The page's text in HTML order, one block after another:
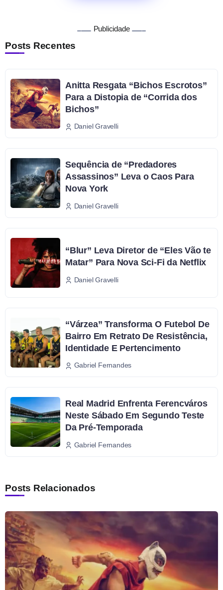
Publicidade
Posts Recentes
Anitta Resgata “Bichos Escrotos”
Para a Distopia de “Corrida dos
Bichos”
Daniel Gravelli
Sequência de “Predadores
Assassinos” Leva o Caos Para
Nova York
Daniel Gravelli
“Blur” Leva Diretor de “Eles Vão te
Matar” Para Nova Sci-Fi da Netflix
Daniel Gravelli
“Várzea” Transforma O Futebol De
Bairro Em Retrato De Resistência,
Identidade E Pertencimento
Gabriel Fernandes
Real Madrid Enfrenta Ferencváros
Neste Sábado Em Segundo Teste
Da Pré-Temporada
Gabriel Fernandes
Posts Relacionados